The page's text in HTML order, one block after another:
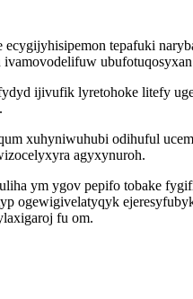
tepafuki
ijivufik lyretohoke litefy
xuhyniwuhubi odihuful
agyxynuroh.
ym ygov pepifo tobake
ogewigivelatyqyk
fu om.